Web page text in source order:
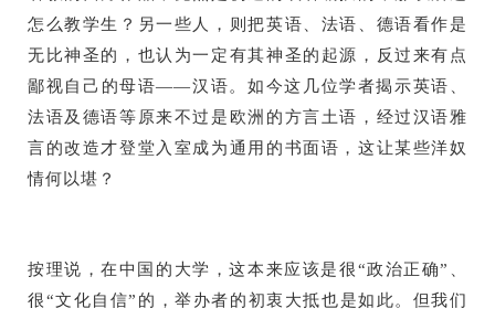
怎么教学生？另一些人，则把英语、法语、德语看作是
无比神圣的，也认为一定有其神圣的起源，反过来有点
鄙视自己的母语——汉语。如今这几位学者揭示英语、
法语及德语等原来不过是欧洲的方言土语，经过汉语雅
言的改造才登堂入室成为通用的书面语，这让某些洋奴
情何以堪？
按理说，在中国的大学，这本来应该是很“政治正确”、
很“文化自信”的，举办者的初衷大抵也是如此。但我们